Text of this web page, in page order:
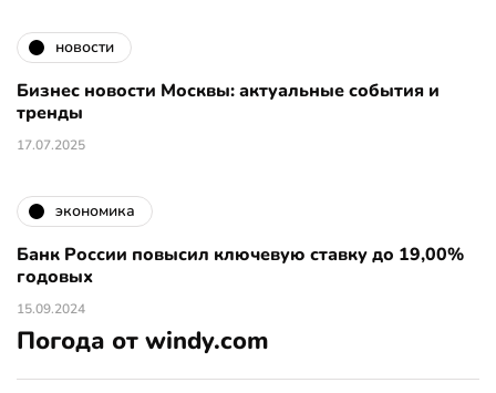
новости
Бизнес новости Москвы: актуальные события и
тренды
17.07.2025
экономика
Банк России повысил ключевую ставку до 19,00%
годовых
15.09.2024
Погода от windy.com